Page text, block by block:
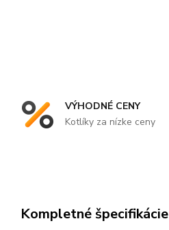
VÝHODNÉ CENY
Kotlíky za nízke ceny
Kompletné špecifikácie